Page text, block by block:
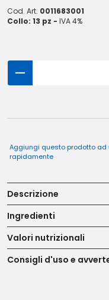
Cod. Art. 0011683001
Collo: 13 pz - IVA 4%
Aggiungi questo prodotto ad
rapidamente
Descrizione
Ingredienti
Valori nutrizionali
Consigli d'uso e